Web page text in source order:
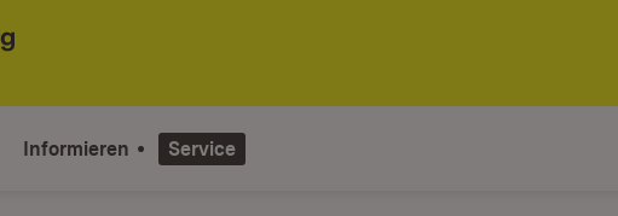
Informieren Service